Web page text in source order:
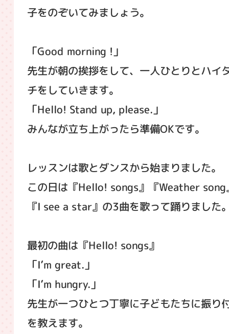
子をのぞいてみましょう。
「Good morning !」
先生が朝の挨拶をして、一人ひとりとハイ
チをしていきます。
「Hello! Stand up, please.」
みんなが立ち上がったら準備OKです。
レッスンは歌とダンスから始まりました。
この日は『Hello! songs』『Weather song
『I see a star』の3曲を歌って踊りました
最初の曲は『Hello! songs』
「I’m great.」
「I’m hungry.」
先生が一つひとつ丁寧に子どもたちに振り
を教えます。